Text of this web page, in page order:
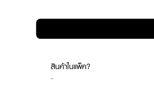
สินค้าในแพ็ค?
-